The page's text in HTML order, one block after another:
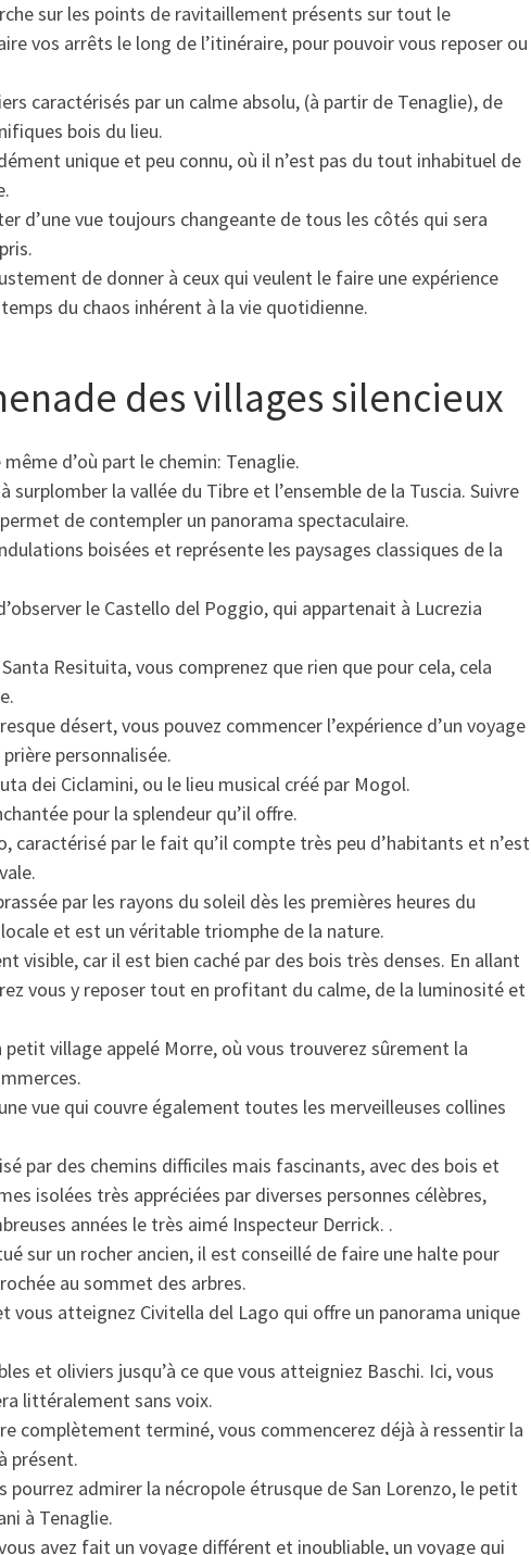
sur les points de ravitaillement présents sur tout le
vos arrêts le long de l’itinéraire, pour pouvoir vous reposer ou
caractérisés par un calme absolu, (à partir de Tenaglie), de
bois du lieu.
unique et peu connu, où il n’est pas du tout inhabituel de
d’une vue toujours changeante de tous les côtés qui sera
de donner à ceux qui veulent le faire une expérience
du chaos inhérent à la vie quotidienne.
des villages silencieux
d’où part le chemin: Tenaglie.
la vallée du Tibre et l’ensemble de la Tuscia. Suivre
de contempler un panorama spectaculaire.
boisées et représente les paysages classiques de la
le Castello del Poggio, qui appartenait à Lucrezia
Resituita, vous comprenez que rien que pour cela, cela
désert, vous pouvez commencer l’expérience d’un voyage
personnalisée.
dei Ciclamini, ou le lieu musical créé par Mogol.
pour la splendeur qu’il offre.
caractérisé par le fait qu’il compte très peu d’habitants et n’est
par les rayons du soleil dès les premières heures du
et est un véritable triomphe de la nature.
visible, car il est bien caché par des bois très denses. En allant
vous y reposer tout en profitant du calme, de la luminosité et
petit village appelé Morre, où vous trouverez sûrement la
vue qui couvre également toutes les merveilleuses collines
par des chemins difficiles mais fascinants, avec des bois et
isolées très appréciées par diverses personnes célèbres,
années le très aimé Inspecteur Derrick. .
sur un rocher ancien, il est conseillé de faire une halte pour
au sommet des arbres.
vous atteignez Civitella del Lago qui offre un panorama unique
et oliviers jusqu’à ce que vous atteigniez Baschi. Ici, vous
littéralement sans voix.
complètement terminé, vous commencerez déjà à ressentir la
présent.
pourrez admirer la nécropole étrusque de San Lorenzo, le petit
à Tenaglie.
avez fait un voyage différent et inoubliable, un voyage qui